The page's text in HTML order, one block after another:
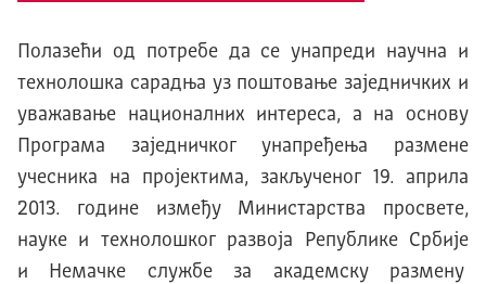
Полазећи од потребе да се унапреди научна и
технолошка сарадња уз поштовање заједничких и
уважавање националних интереса, а на основу
Програма заједничког унапређења размене
учесника на пројектима, закљученог 19. априла
2013. године између Министарства просвете,
науке и технолошког развоја Републике Србије
и
Немачке службе за академску размену